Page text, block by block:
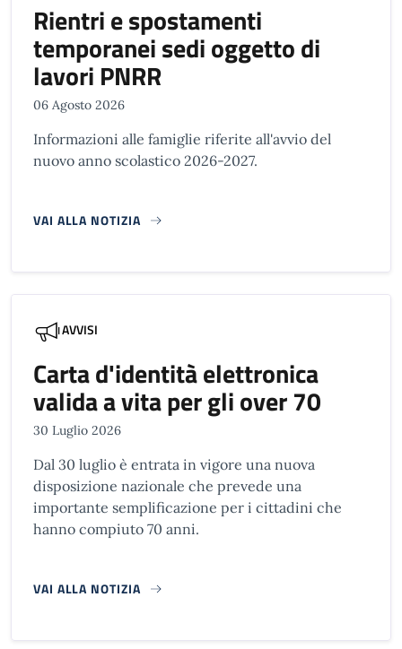
Rientri e spostamenti
temporanei sedi oggetto di
lavori PNRR
06 Agosto 2026
Informazioni alle famiglie riferite all'avvio del
nuovo anno scolastico 2026-2027.
VAI ALLA NOTIZIA
AVVISI
Carta d'identità elettronica
valida a vita per gli over 70
30 Luglio 2026
Dal 30 luglio è entrata in vigore una nuova
disposizione nazionale che prevede una
importante semplificazione per i cittadini che
hanno compiuto 70 anni.
VAI ALLA NOTIZIA